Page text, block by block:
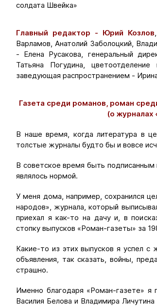
солдата Швейка»
Главный редактор - Юрий Козлов
Варламов, Анатолий Заболоцкий,
- Елена Русакова, генеральный
Татьяна Погудина,
заведующая распространением -
Газета среди романов, роман
(о журналах
В наше время, когда литература в
толстые журналы будто бы и вовсе
В советское время быть
являлось нормой.
У меня дома, например, сохранился
народов», журнала, который
приехал я как-то на дачу и, в
стопку выпусков «Роман-газеты» за
Какие-то из этих выпусков я успел
объявления, так сказать, войны,
страшно.
Именно благодаря «Роман-газете» я
Василия Белова и Владимира